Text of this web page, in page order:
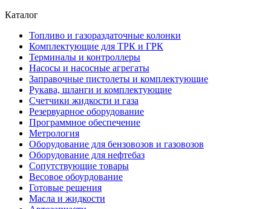
Каталог
Топливо и газораздаточные колонки
Комплектующие для ТРК и ГРК
Терминалы и контроллеры
Насосы и насосные агрегаты
Заправочные пистолеты и комплектующие
Рукава, шланги и комплектующие
Счетчики жидкости и газа
Резервуарное оборудование
Программное обеспечение
Метрология
Оборудование для бензовозов и газовозов
Оборудование для нефтебаз
Сопутствующие товары
Весовое обоурдование
Готовые решения
Масла и жидкости